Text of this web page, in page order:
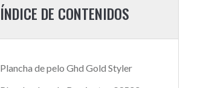
ÍNDICE DE CONTENIDOS
Plancha de pelo Ghd Gold Styler